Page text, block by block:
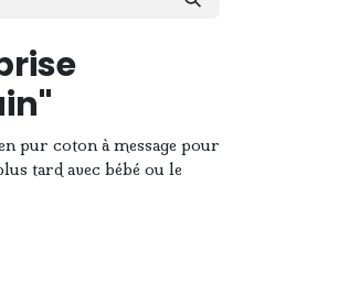
pur coton à message pour
tard avec bébé ou le